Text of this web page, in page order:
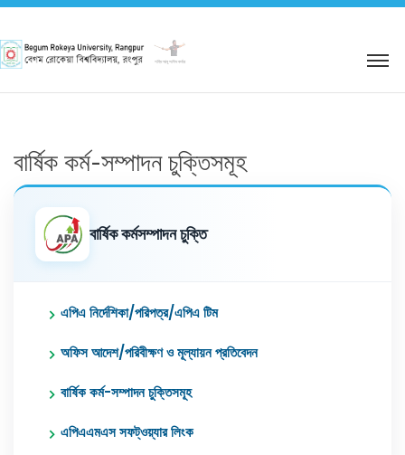
শহিদ আবু সাঈদ কর্নার
বার্ষিক কর্ম-সম্পাদন চুক্তিসমূহ
বার্ষিক কর্মসম্পাদন চুক্তি
এপিএ নির্দেশিকা/পরিপত্র/এপিএ টিম
অফিস আদেশ/পরিবীক্ষণ ও মূল্যায়ন প্রতিবেদন
বার্ষিক কর্ম-সম্পাদন চুক্তিসমূহ
এপিএএমএস সফট্ওয়্যার লিংক